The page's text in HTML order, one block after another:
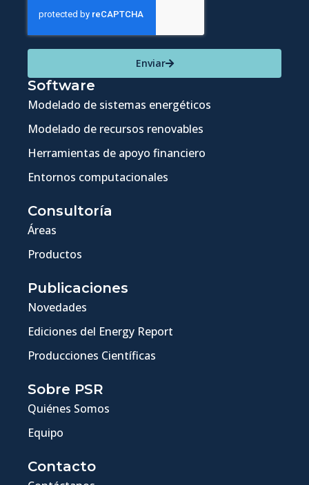
Enviar
Software
Modelado de sistemas energéticos
Modelado de recursos renovables
Herramientas de apoyo financiero
Entornos computacionales
Consultoría
Áreas
Productos
Publicaciones
Novedades
Ediciones del Energy Report
Producciones Científicas
Sobre PSR
Quiénes Somos
Equipo
Contacto